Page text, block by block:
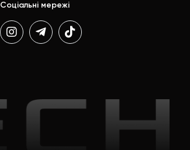
Соціальні мережі